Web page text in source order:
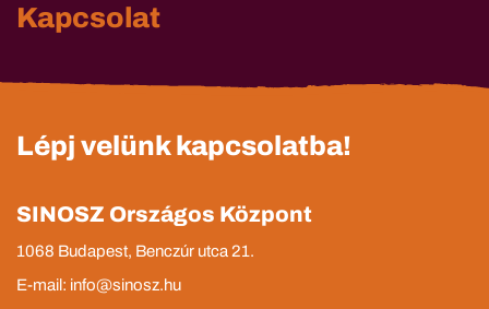
Kapcsolat
Lépj velünk kapcsolatba!
SINOSZ Országos Központ
1068 Budapest, Benczúr utca 21.
E-mail: info@sinosz.hu